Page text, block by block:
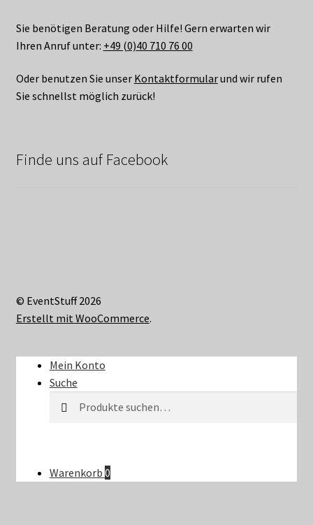
Sie benötigen Beratung oder Hilfe! Gern erwarten wir
Ihren Anruf unter: +49 (0)40 710 76 00
Oder benutzen Sie unser Kontaktformularund wir rufen
Sie schnellst möglich zurück!
Finde uns auf Facebook
© EventStuff 2026
Erstellt mit WooCommerce.
Mein Konto
Suche
Warenkorb 0